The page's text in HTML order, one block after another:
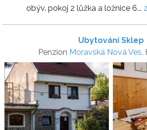
obýv. pokoj 2 lůžka a ložnice 6...
Ubytování Sklep
Penzion Moravská Nová Ves,